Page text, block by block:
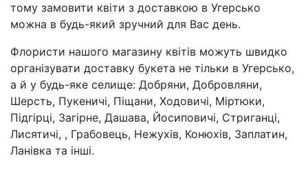
тому замовити квіти з доставкою в Угерсько
можна в будь-який зручний для Вас день.
Флористи нашого магазину квітів можуть швидко
організувати доставку букета не тільки в Угерсько,
а й у будь-яке селище: Добряни, Добровляни,
Шерсть, Пукеничі, Піщани, Ходовичі, Міртюки,
Підгірці, Загірне, Дашава, Йосиповичі, Стриганці,
Лисятичі, , Грабовець, Нежухів, Конюхів, Заплатин,
Ланівка та інші.